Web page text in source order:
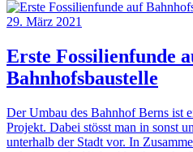
29. März 2021
Erste Fossilienfunde
Bahnhofsbaustelle
Der Umbau des Bahnhof Berns ist
Projekt. Dabei stösst man in sonst
unterhalb der Stadt vor. In